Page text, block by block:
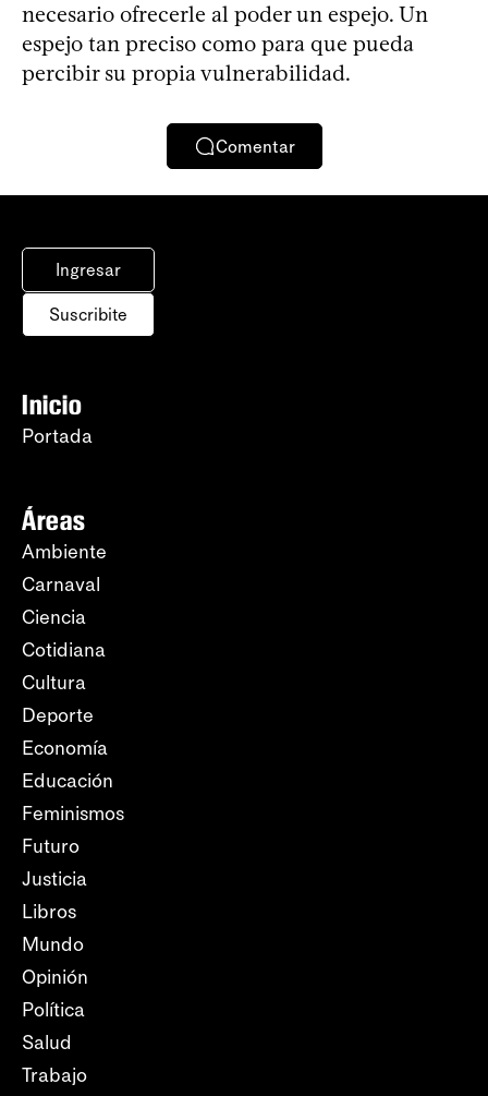
necesario ofrecerle al poder un espejo. Un
espejo tan preciso como para que pueda
percibir su propia vulnerabilidad.
Comentar
Ingresar
Suscribite
Inicio
Portada
Áreas
Ambiente
Carnaval
Ciencia
Cotidiana
Cultura
Deporte
Economía
Educación
Feminismos
Futuro
Justicia
Libros
Mundo
Opinión
Política
Salud
Trabajo